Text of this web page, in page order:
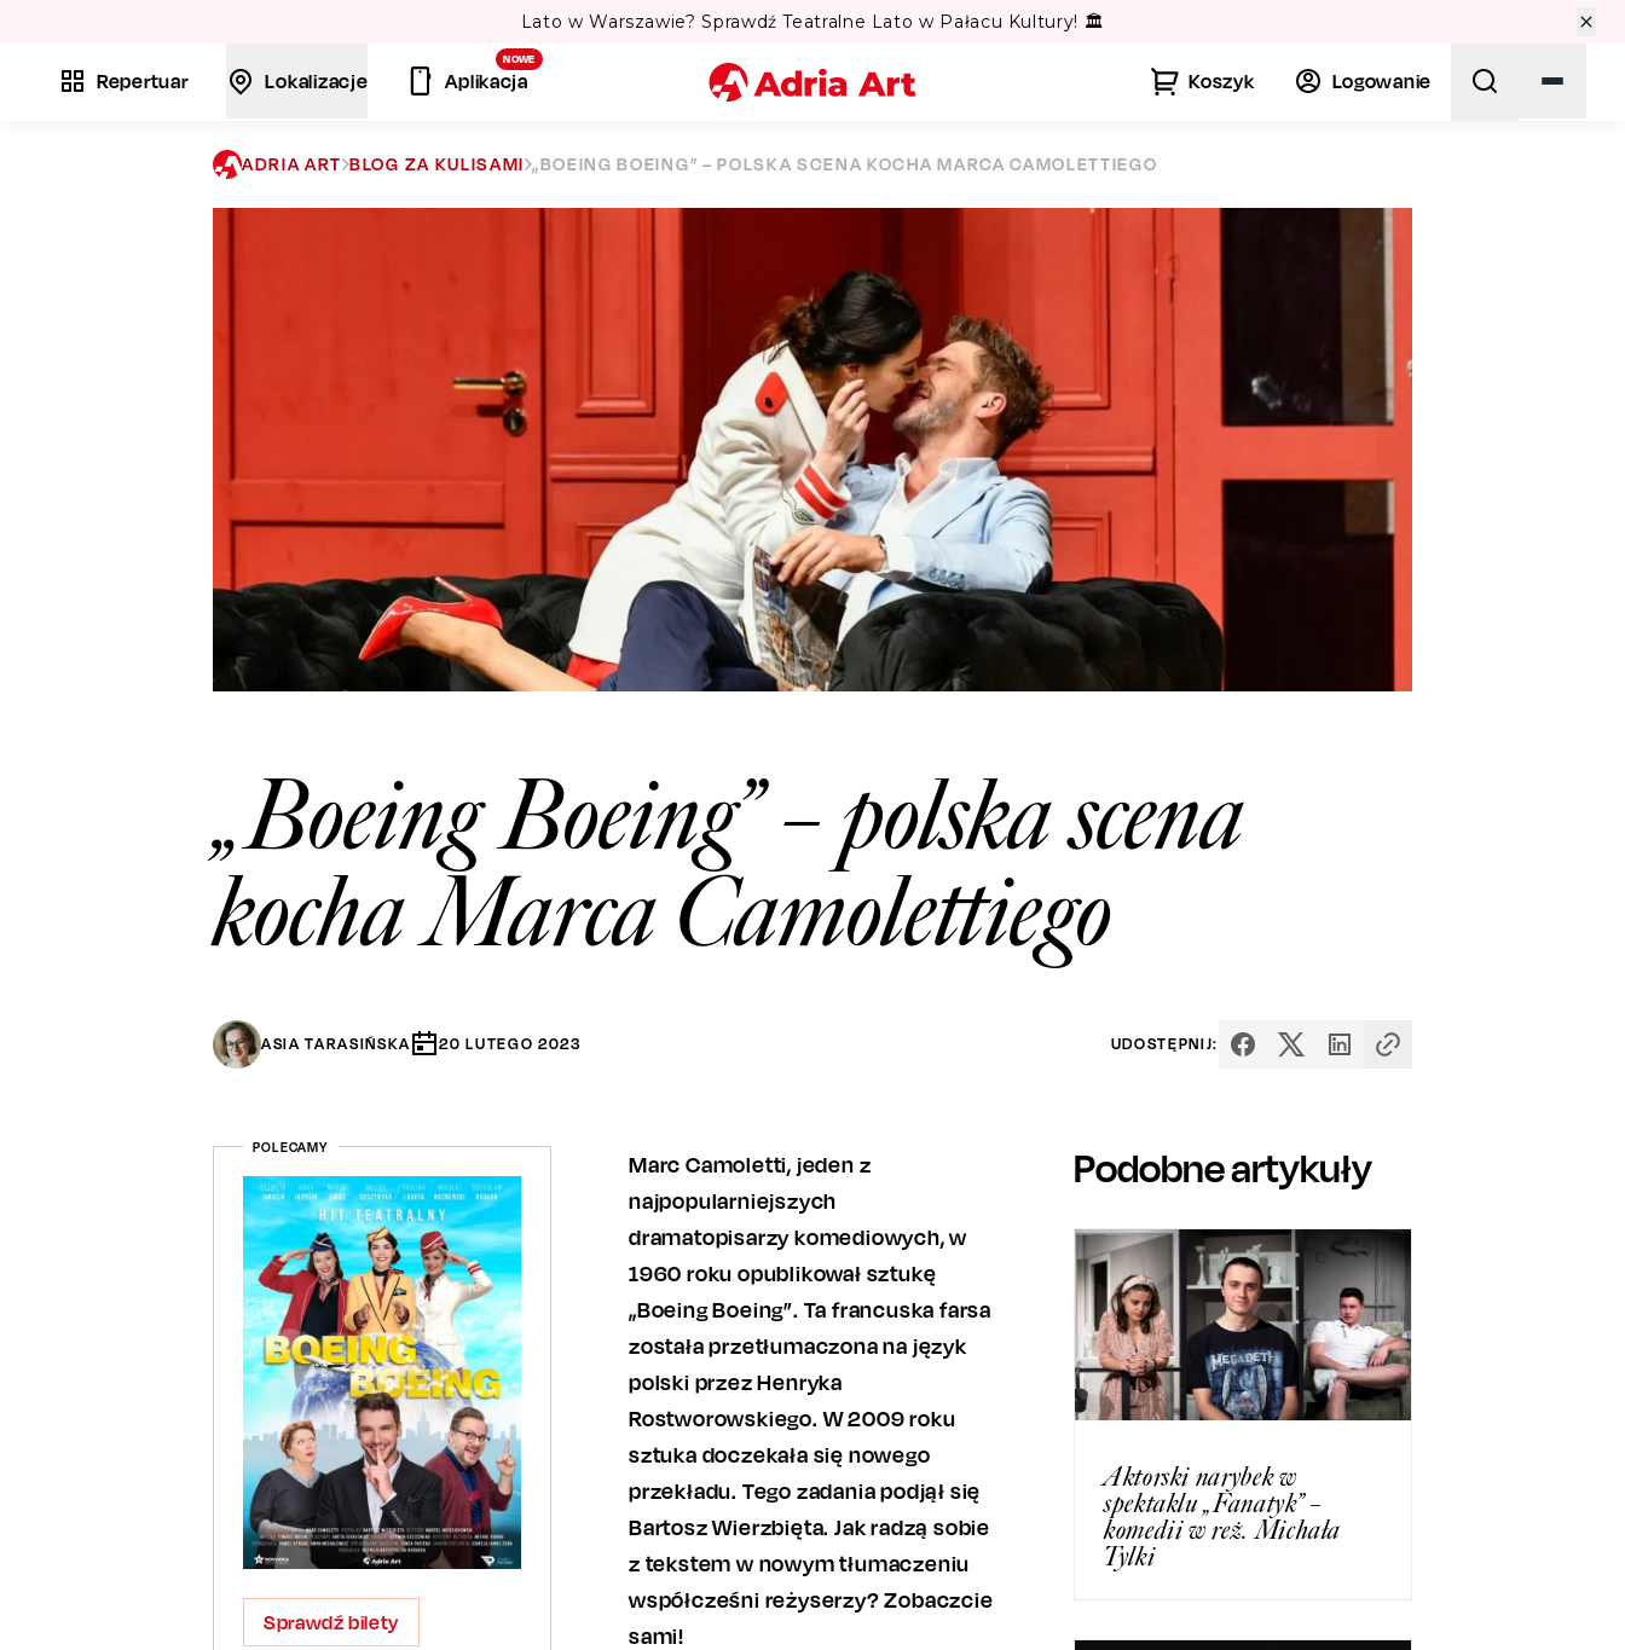
Lato w Warszawie? Sprawdź Teatralne Lato w Pałacu Kultury! 🏛️
Repertuar Lokalizacje
NOWE
Aplikacja Koszyk Logowanie
Miasto
Szukaj
ADRIA ART BLOG ZA KULISAMI „BOEING BOEING” – POLSKA SCENA KOCHA MARCA CAMOLETTIEGO
„Boeing Boeing” – polska scena
kocha Marca Camolettiego
ASIA TARASIŃSKA 20 LUTEGO 2023 UDOSTĘPNIJ:
POLECAMY
Sprawdź bilety
Marc Camoletti, jeden z
najpopularniejszych
dramatopisarzy komediowych, w
1960 roku opublikował sztukę
„Boeing Boeing”. Ta francuska farsa
została przetłumaczona na język
polski przez Henryka
Rostworowskiego. W 2009 roku
sztuka doczekała się nowego
przekładu. Tego zadania podjął się
Bartosz Wierzbięta. Jak radzą sobie
z tekstem w nowym tłumaczeniu
współcześni reżyserzy? Zobaczcie
sami!
Podobne artykuły
Aktorski narybek w
spektaklu „Fanatyk” –
komedii w reż. Michała
Tylki